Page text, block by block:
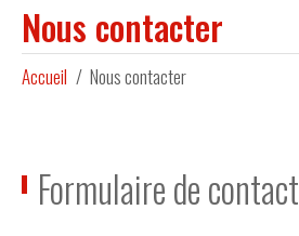
Nous contacter
Accueil Nous contacter
Formulaire de contact